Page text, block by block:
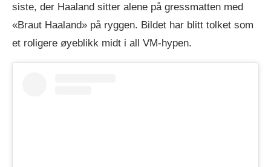
siste, der Haaland sitter alene på gressmatten med
«Braut Haaland» på ryggen. Bildet har blitt tolket som
et roligere øyeblikk midt i all VM-hypen.